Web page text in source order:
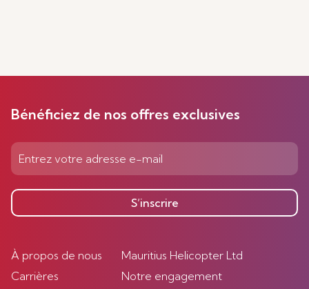
Bénéficiez de nos offres exclusives
S’inscrire
À propos de nous
Carrières
Mauritius Helicopter Ltd
Notre engagement